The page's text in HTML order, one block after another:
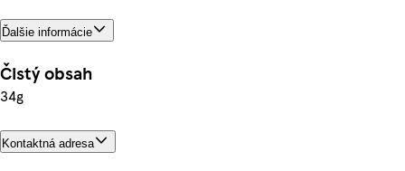
Ďalšie informácie
Čistý obsah
34g
Kontaktná adresa